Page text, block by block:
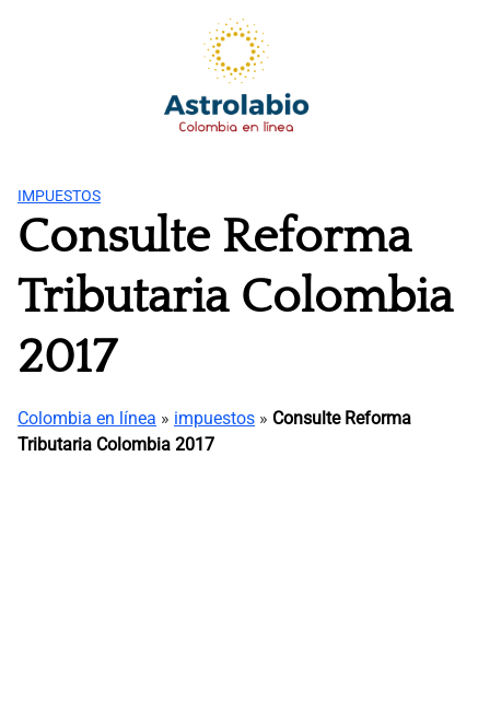
IMPUESTOS
Consulte Reforma
Tributaria Colombia
2017
Colombia en línea » impuestos » Consulte Reforma
Tributaria Colombia 2017